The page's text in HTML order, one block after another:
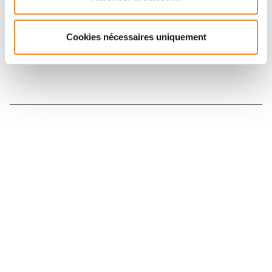
Cookies nécessaires uniquement
Inscrivez-vous à la newsletter